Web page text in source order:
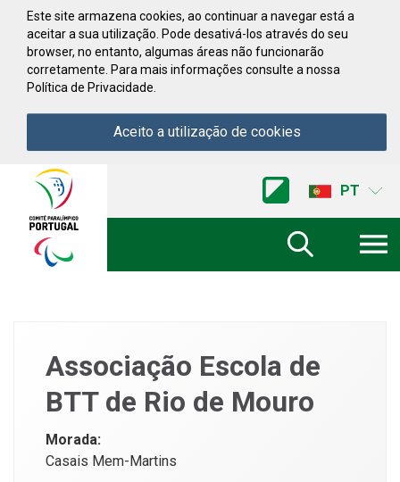
Saltar para conteúdo
Este site armazena cookies, ao continuar a navegar está a
aceitar a sua utilização. Pode desativá-los através do seu
browser, no entanto, algumas áreas não funcionarão
corretamente. Para mais informações consulte a nossa
Política de Privacidade.
Aceito a utilização de cookies
Comite
Paralimpico
Portugal
PT
Associação Escola de
BTT de Rio de Mouro
Morada:
Casais Mem-Martins